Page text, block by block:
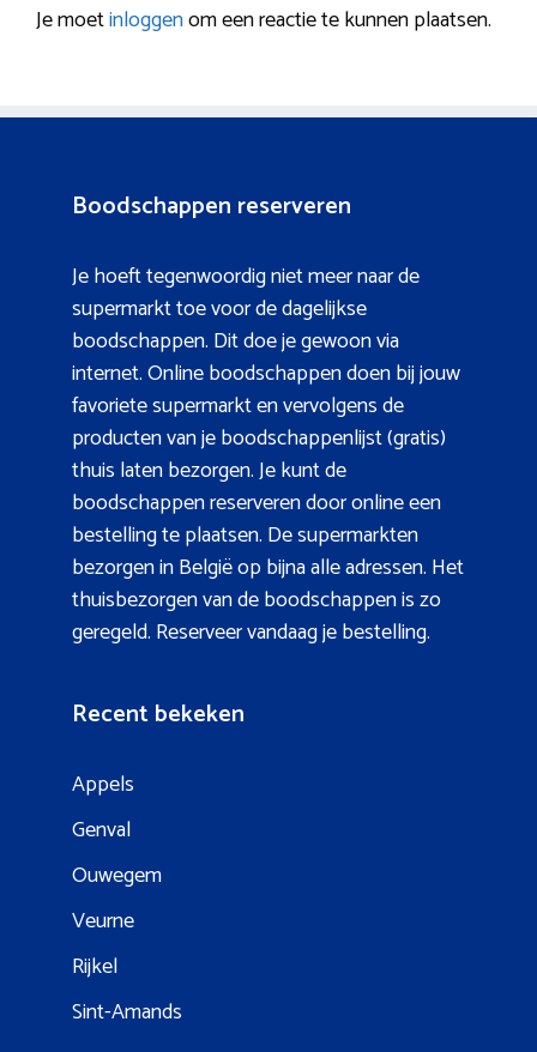
Je moetinloggenom een reactie te kunnen plaatsen.
Boodschappen reserveren
Je hoeft tegenwoordig niet meer naar de
supermarkt toe voor de dagelijkse
boodschappen. Dit doe je gewoon via
internet. Online boodschappen doen bij jouw
favoriete supermarkt en vervolgens de
producten van je boodschappenlijst (gratis)
thuis laten bezorgen. Je kunt de
boodschappen reserveren door online een
bestelling te plaatsen. De supermarkten
bezorgen in België op bijna alle adressen. Het
thuisbezorgen van de boodschappen is zo
geregeld. Reserveer vandaag je bestelling.
Recent bekeken
Appels
Genval
Ouwegem
Veurne
Rijkel
Sint-Amands